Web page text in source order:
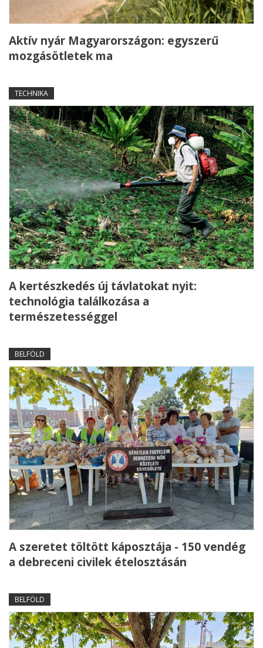
Aktív nyár Magyarországon: egyszerű
mozgásötletek ma
TECHNIKA
A kertészkedés új távlatokat nyit:
technológia találkozása a
természetességgel
BELFÖLD
A szeretet töltött káposztája - 150 vendég
a debreceni civilek ételosztásán
BELFÖLD